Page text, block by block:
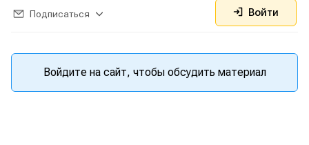
Подписаться Войти
Войдите на сайт, чтобы обсудить материал